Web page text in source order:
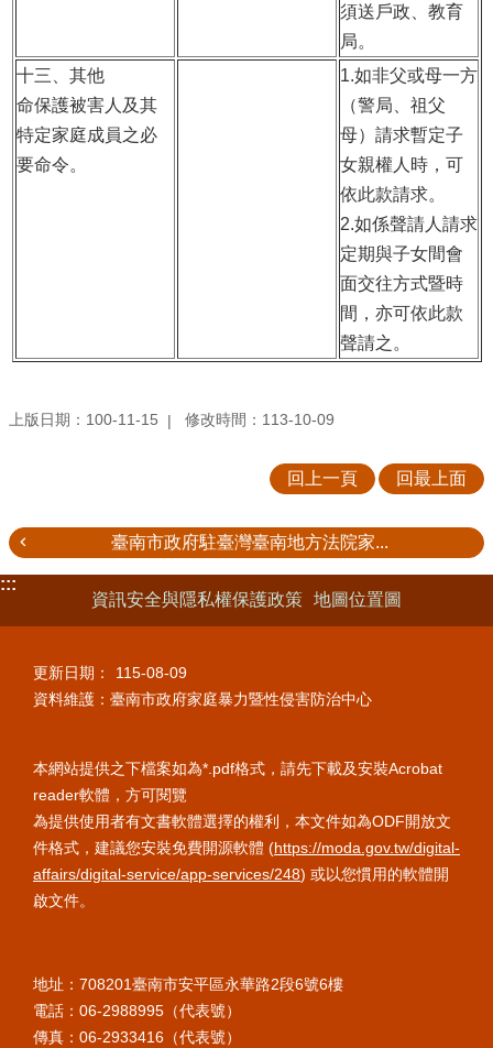
須送戶政、教育
局。
十三、其他
命保護被害人及其
特定家庭成員之必
要命令。
1.如非父或母一方
（警局、祖父
母）請求暫定子
女親權人時，可
依此款請求。
2.如係聲請人請求
定期與子女間會
面交往方式暨時
間，亦可依此款
聲請之。
上版日期：100-11-15 修改時間：113-10-09
回上一頁 回最上面
臺南市政府駐臺灣臺南地方法院家...
:::
資訊安全與隱私權保護政策 地圖位置圖
更新日期：
115-08-09
資料維護：臺南市政府家庭暴力暨性侵害防治中心
本網站提供之下檔案如為*.pdf格式，請先下載及安裝Acrobat
reader軟體，方可閱覽
為提供使用者有文書軟體選擇的權利，本文件如為ODF開放文
件格式，建議您安裝免費開源軟體 (https://moda.gov.tw/digital-
affairs/digital-service/app-services/248) 或以您慣用的軟體開
啟文件。
地址：708201臺南市安平區永華路2段6號6樓
電話：06-2988995（代表號）
傳真：06-2933416（代表號）